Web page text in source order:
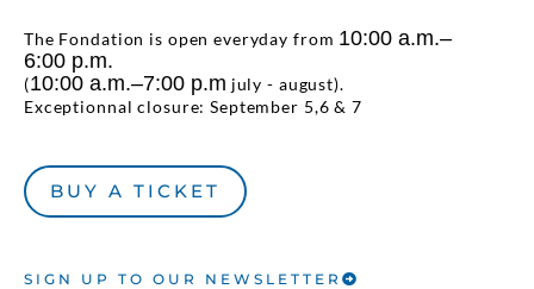
The Fondation is open everyday from 10:00 a.m.–
6:00 p.m.
(10:00 a.m.–7:00 p.m july - august).
Exceptionnal closure: September 5,6 & 7
BUY A TICKET
SIGN UP TO OUR NEWSLETTER